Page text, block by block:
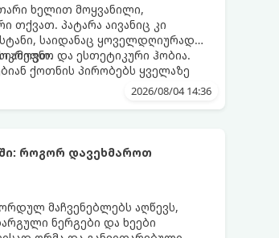
ხელით მოყვანილი,
პატარა აივანიც კი
საიდანაც ყოველდღიურად
და ესთეტიკური ჰობია.
ქოთნის პირობებს ყველაზე
2026/08/04 14:36
როგორ დავეხმაროთ
მაჩვენებლებს აღწევს,
ნერგები და ხეები